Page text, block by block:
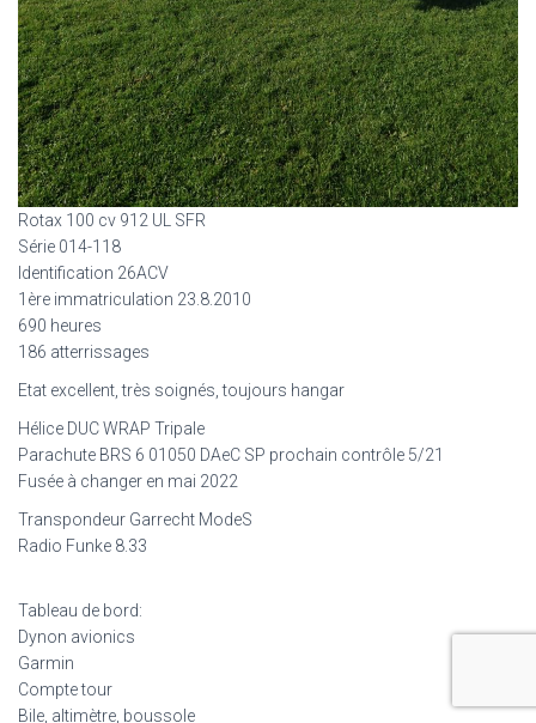
Rotax 100 cv 912 UL SFR
Série 014-118
Identification 26ACV
1ère immatriculation 23.8.2010
690 heures
186 atterrissages
Etat excellent, très soignés, toujours hangar
Hélice DUC WRAP Tripale
Parachute BRS 6 01050 DAeC SP prochain contrôle 5/21
Fusée à changer en mai 2022
Transpondeur Garrecht ModeS
Radio Funke 8.33
Tableau de bord:
Dynon avionics
Garmin
Compte tour
Bile, altimètre, boussole